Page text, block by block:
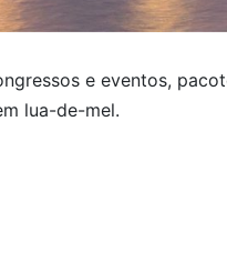
e eventos,
lua-de-mel.